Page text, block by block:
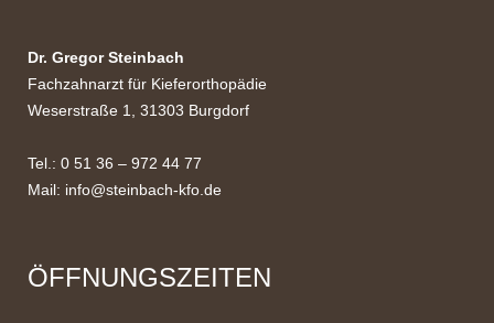
Dr. Gregor Steinbach
Fachzahnarzt für Kieferorthopädie
Weserstraße 1, 31303 Burgdorf
Tel.: 0 51 36 – 972 44 77
Mail: info@steinbach-kfo.de
ÖFFNUNGSZEITEN